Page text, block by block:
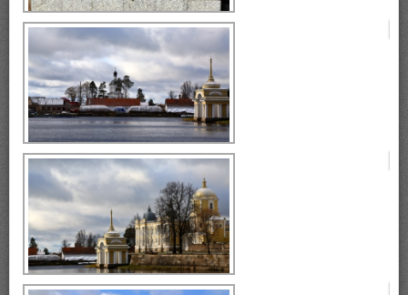
монастырь Нилова Пустынь
Селигер, монастырь Нилова
Пустынь, остров Столобный.